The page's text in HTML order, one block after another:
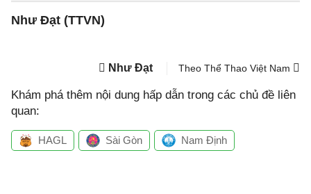
Như Đạt (TTVN)
Như Đạt Theo Thể Thao Việt Nam
Khám phá thêm nội dung hấp dẫn trong các chủ đề liên
quan:
HAGL Sài Gòn Nam Định